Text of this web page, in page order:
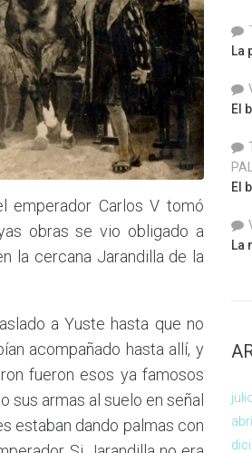
Carlos V tomó
obras se vio obligado a
la cercana Jarandilla de la
a Yuste hasta que no
acompañado hasta allí, y
fueron esos ya famosos
sus armas al suelo en señal
estaban dando palmas con
La
El
El
La